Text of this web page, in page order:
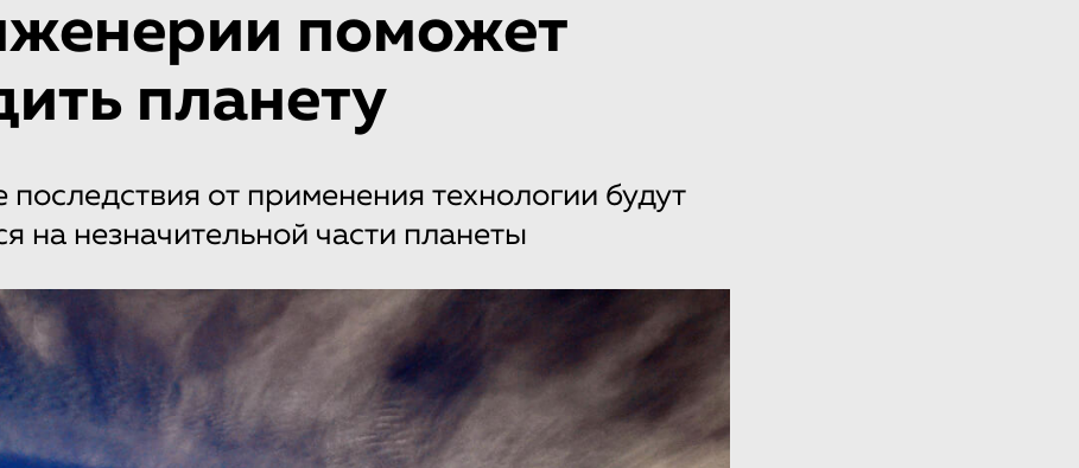
поможет
планету
последствия от применения технологии будут
на незначительной части планеты